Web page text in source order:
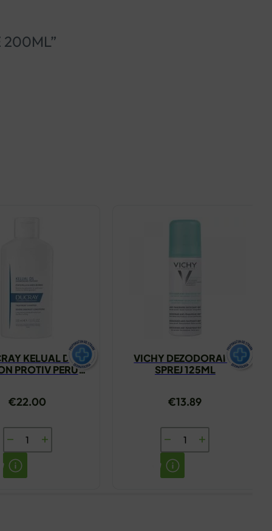
200ML”
KELUAL DS
PROTIV PERUTI
€22.00
DUCRAY
KELUAL
DS
VICHY DEZODORANS
SPREJ 125ML
€13.89
VICHY
DEZODORANS
SPREJ